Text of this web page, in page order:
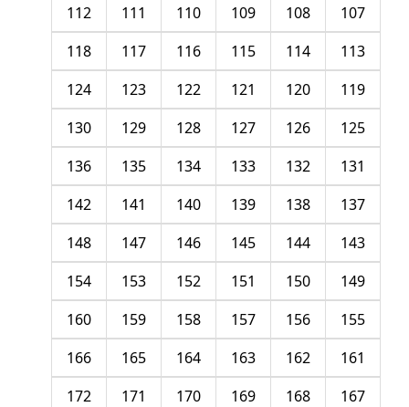
107
108
109
110
111
112
113
114
115
116
117
118
119
120
121
122
123
124
125
126
127
128
129
130
131
132
133
134
135
136
137
138
139
140
141
142
143
144
145
146
147
148
149
150
151
152
153
154
155
156
157
158
159
160
161
162
163
164
165
166
167
168
169
170
171
172